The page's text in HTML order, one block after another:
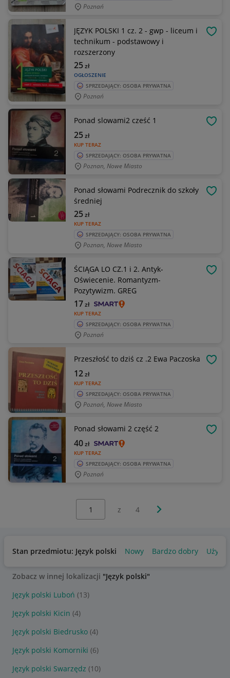
Poznań
JĘZYK POLSKI 1 cz. 2 - gwp - liceum i
technikum - podstawowy i
rozszerzony
OGŁOSZENIE
25zł
SPRZEDAJĄCY: OSOBA PRYWATNA
Poznań
Ponad slowami2 cześć 1
KUP TERAZ
25zł
SPRZEDAJĄCY: OSOBA PRYWATNA
Poznan, Nowe Miasto
Ponad słowami Podrecznik do szkoły
średniej
KUP TERAZ
25zł
SPRZEDAJĄCY: OSOBA PRYWATNA
Poznan, Nowe Miasto
ŚCIĄGA LO CZ.1 i 2. Antyk-
Oświecenie. Romantyzm-
Pozytywizm. GREG
KUP TERAZ
17zł
SPRZEDAJĄCY: OSOBA PRYWATNA
Poznań
Przeszłość to dziś cz .2 Ewa Paczoska
KUP TERAZ
12zł
SPRZEDAJĄCY: OSOBA PRYWATNA
Poznań, Nowe Miasto
Ponad słowami 2 część 2
KUP TERAZ
40zł
SPRZEDAJĄCY: OSOBA PRYWATNA
Poznań
z 4 Następna strona
Stan przedmiotu: Język polski Nowy Bardzo dobry
Zobacz w innej lokalizacji "Język polski"
Język polski Luboń (13)
Język polski Kicin (4)
Język polski Biedrusko (4)
Język polski Komorniki (6)
Język polski Swarzędz (10)